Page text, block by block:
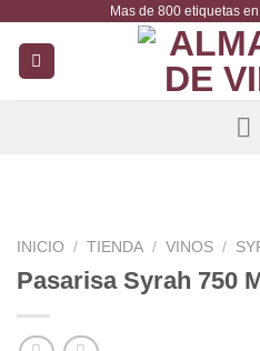
contenido
Mas de 800 etiquetas
INICIO / TIENDA / VINOS /
Pasarisa Syrah 750